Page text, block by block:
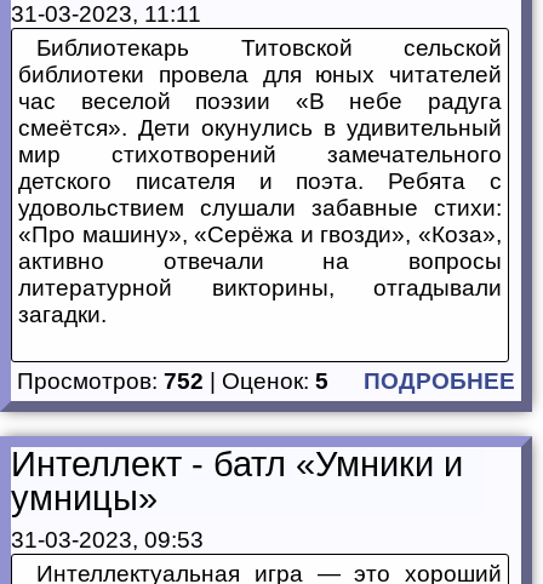
31-03-2023, 11:11
Библиотекарь Титовской сельской
библиотеки провела для юных читателей
час веселой поэзии «В небе радуга
смеётся». Дети окунулись в удивительный
мир стихотворений замечательного
детского писателя и поэта. Ребята с
удовольствием слушали забавные стихи:
«Про машину», «Серёжа и гвозди», «Коза»,
активно отвечали на вопросы
литературной викторины, отгадывали
загадки.
Просмотров: 752 | Оценок: 5 ПОДРОБНЕЕ
Интеллект - батл «Умники и
умницы»
31-03-2023, 09:53
Интеллектуальная игра — это хороший